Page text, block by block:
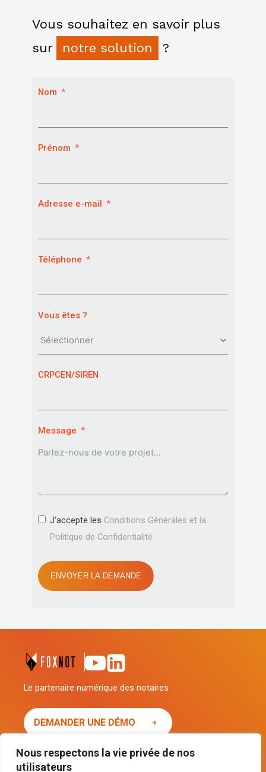
Nous respectons la vie privée de nos
utilisateurs
Vous souhaitez en savoir plus
sur
notre solution ?
Nom
Prénom
Adresse e-mail
Téléphone
Vous êtes ?
CRPCEN/SIREN
Message
J'accepte les Conditions Générales et la
Politique de Confidentialité
ENVOYER LA DEMANDE
Le partenaire numérique des notaires
DEMANDER UNE DÉMO